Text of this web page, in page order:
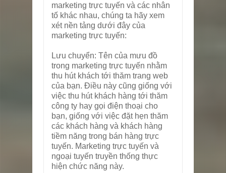
marketing trực tuyến và các nhân
tố khác nhau, chúng ta hãy xem
xét nền tảng dưới đây của
marketing trực tuyến:
Lưu chuyển: Tên của mưu đồ
trong marketing trực tuyến nhằm
thu hút khách tới thăm trang web
của bạn. Điều này cũng giống với
việc thu hút khách hàng tới thăm
công ty hay gọi điện thoại cho
bạn, giống với việc đặt hẹn thăm
các khách hàng và khách hàng
tiềm năng trong bán hàng trực
tuyến. Marketing trực tuyến và
ngoại tuyến truyền thống thực
hiện chức năng này.